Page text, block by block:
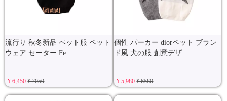
流行り 秋冬新品 ペット服 ペット
ウェア セーター Fe
¥ 6,450¥ 7050
個性 パーカー diorペット ブラン
ド風 犬の服 創意デザ
¥ 5,980¥ 6580